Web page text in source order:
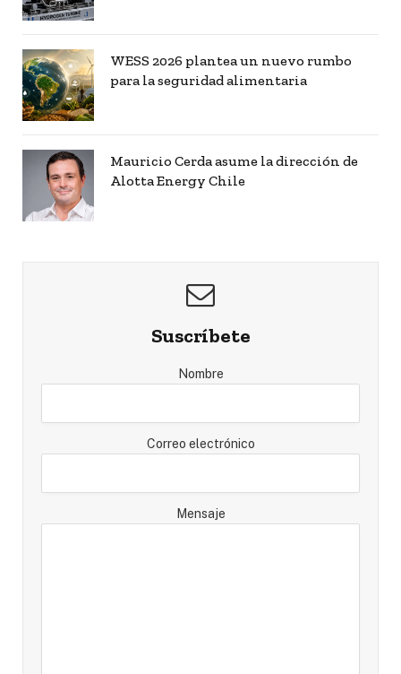
WESS 2026 plantea un nuevo rumbo
para la seguridad alimentaria
Mauricio Cerda asume la dirección de
Alotta Energy Chile
Suscríbete
Nombre
Correo electrónico
Mensaje